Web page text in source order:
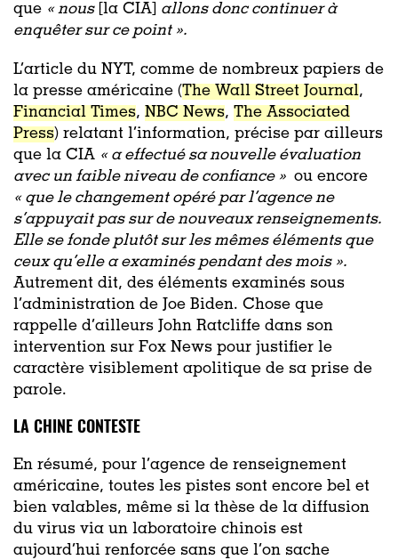
que « nous[la CIA] allons donc continuer à
enquêter sur ce point ».
L’article du NYT, comme de nombreux papiers de
la presse américaine (The Wall Street Journal,
Financial Times, NBC News, The Associated
Press) relatant l’information, précise par ailleurs
que la CIA « a effectué sa nouvelle évaluation
avec un faible niveau de confiance » ou encore
« que le changement opéré par l’agence ne
s’appuyait pas sur de nouveaux renseignements.
Elle se fonde plutôt sur les mêmes éléments que
ceux qu’elle a examinés pendant des mois ».
Autrement dit, des éléments examinés sous
l’administration de Joe Biden. Chose que
rappelle d’ailleurs John Ratcliffe dans son
intervention sur Fox News pour justifier le
caractère visiblement apolitique de sa prise de
parole.
LA CHINE CONTESTE
En résumé, pour l’agence de renseignement
américaine, toutes les pistes sont encore bel et
bien valables, même si la thèse de la diffusion
du virus via un laboratoire chinois est
aujourd’hui renforcée sans que l’on sache